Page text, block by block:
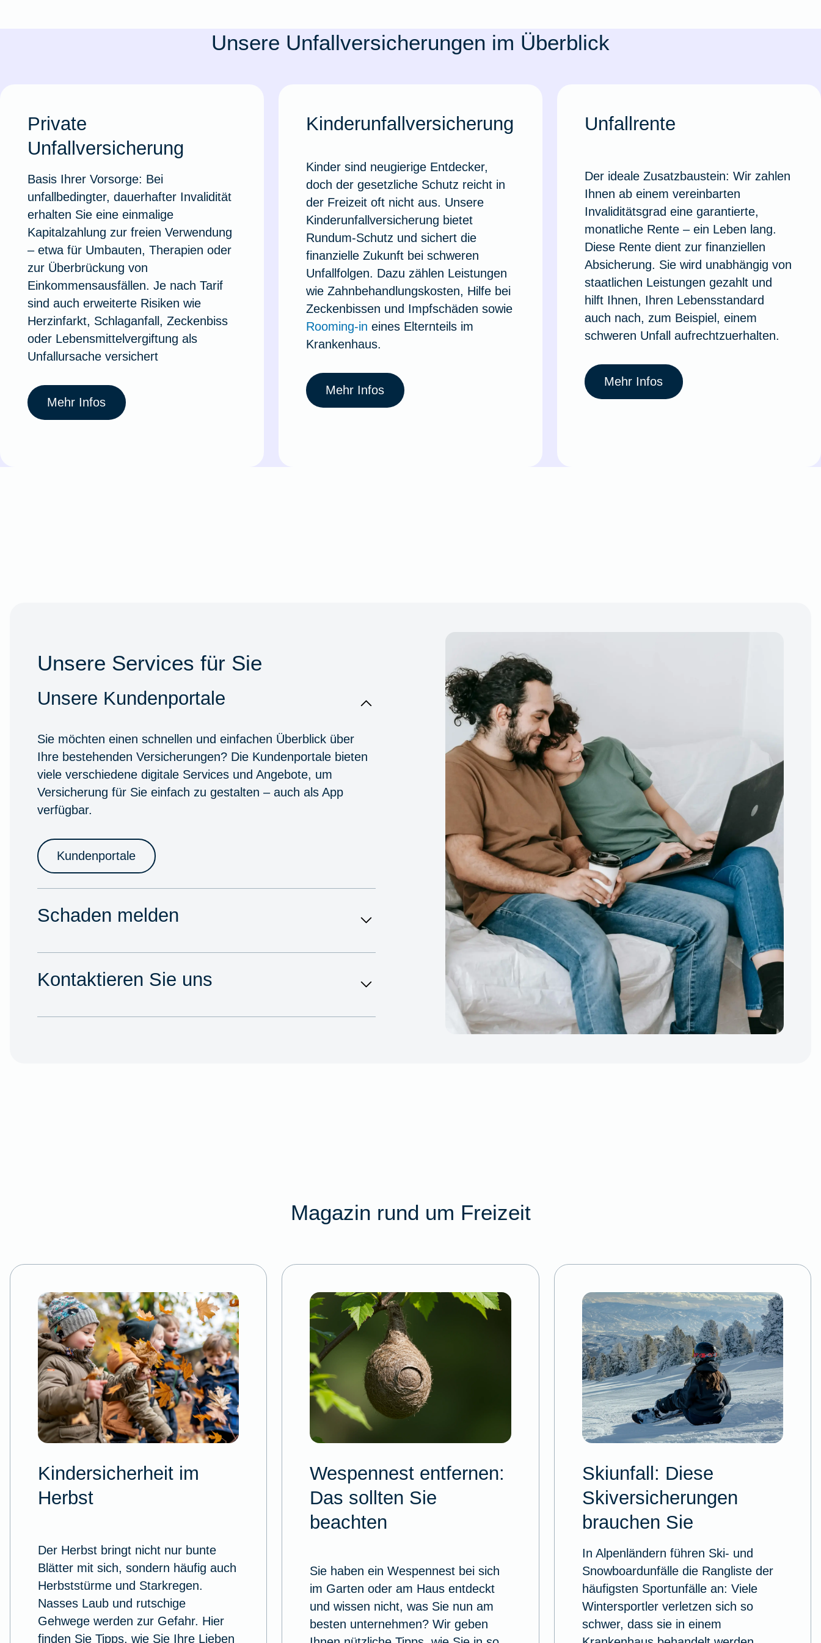
Zur Produktübersicht
Weil du wichtig bist
Unsere Unfallversicherungen im Überblick
Private
Unfallversicherung
Basis Ihrer Vorsorge: Bei
unfallbedingter, dauerhafter Invalidität
erhalten Sie eine einmalige
Kapitalzahlung zur freien Verwendung
– etwa für Umbauten, Therapien oder
zur Überbrückung von
Einkommensausfällen. Je nach Tarif
sind auch erweiterte Risiken wie
Herzinfarkt, Schlaganfall, Zeckenbiss
oder Lebensmittelvergiftung als
Unfallursache versichert
Mehr Infos
Kinderunfallversicherung
Kinder sind neugierige Entdecker,
doch der gesetzliche Schutz reicht in
der Freizeit oft nicht aus. Unsere
Kinderunfallversicherung bietet
Rundum-Schutz und sichert die
finanzielle Zukunft bei schweren
Unfallfolgen. Dazu zählen Leistungen
wie Zahnbehandlungskosten, Hilfe bei
Zeckenbissen und Impfschäden sowie
Rooming-in eines Elternteils im
Krankenhaus.
Mehr Infos
Unfallrente
Der ideale Zusatzbaustein: Wir zahlen
Ihnen ab einem vereinbarten
Invaliditätsgrad eine garantierte,
monatliche Rente – ein Leben lang.
Diese Rente dient zur finanziellen
Absicherung. Sie wird unabhängig von
staatlichen Leistungen gezahlt und
hilft Ihnen, Ihren Lebensstandard
auch nach, zum Beispiel, einem
schweren Unfall aufrechtzuerhalten.
Mehr Infos
Unsere Services für Sie
Unsere Kundenportale
Sie möchten einen schnellen und einfachen Überblick über
Ihre bestehenden Versicherungen? Die Kundenportale bieten
viele verschiedene digitale Services und Angebote, um
Versicherung für Sie einfach zu gestalten – auch als App
verfügbar.
Kundenportale
Schaden melden
Kontaktieren Sie uns
Magazin rund um Freizeit
Kindersicherheit im
Herbst
Der Herbst bringt nicht nur bunte
Blätter mit sich, sondern häufig auch
Herbststürme und Starkregen.
Nasses Laub und rutschige
Gehwege werden zur Gefahr. Hier
finden Sie Tipps, wie Sie Ihre Lieben
Wespennest entfernen:
Das sollten Sie
beachten
Sie haben ein Wespennest bei sich
im Garten oder am Haus entdeckt
und wissen nicht, was Sie nun am
besten unternehmen? Wir geben
Skiunfall: Diese
Skiversicherungen
brauchen Sie
In Alpenländern führen Ski- und
Snowboardunfälle die Rangliste der
häufigsten Sportunfälle an: Viele
Wintersportler verletzen sich so
schwer, dass sie in einem